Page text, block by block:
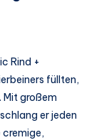
Rind +
füllten,
Mit großem
er jeden
cremige,